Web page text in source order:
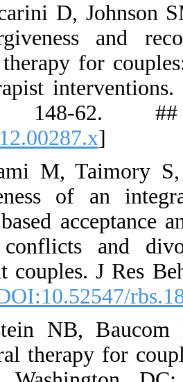
23.
JA.
focused
and
39(2):
24.
therapy
marital
applicant
41. ## [
25.
behavioral